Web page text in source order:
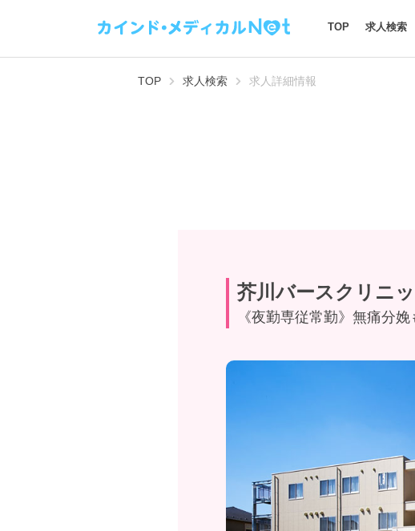
TOP 求人検索
TOP 求人検索 求人詳細情報
芥川バースクリニ
《夜勤専従常勤》無痛